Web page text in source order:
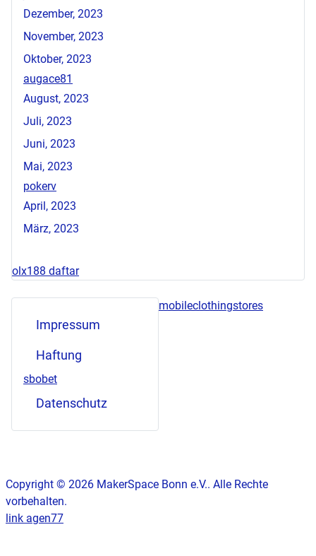
Dezember, 2023
November, 2023
Oktober, 2023
augace81
August, 2023
Juli, 2023
Juni, 2023
Mai, 2023
pokerv
April, 2023
März, 2023
olx188 daftar
Impressum
Haftung
sbobet
Datenschutz
mobileclothingstores
Copyright © 2026 MakerSpace Bonn e.V.. Alle Rechte
vorbehalten.
link agen77